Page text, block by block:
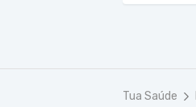
Tua Saúde